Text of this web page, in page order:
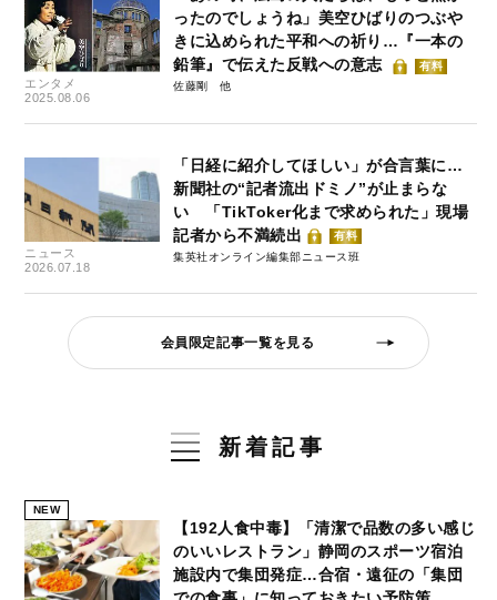
エンタメ
2025.08.06
ったのでしょうね」美空ひばりのつぶや
きに込められた平和への祈り…『一本の
鉛筆』で伝えた反戦への意志
有料
佐藤剛
ニュース
2026.07.18
「日経に紹介してほしい」が合言葉に…
新聞社の“記者流出ドミノ”が止まらな
い 「TikToker化まで求められた」現場
記者から不満続出
有料
集英社オンライン編集部ニュース班
会員限定記事一覧を見る
新着記事
NEW
【192人食中毒】「清潔で品数の多い感じ
のいいレストラン」静岡のスポーツ宿泊
施設内で集団発症…合宿・遠征の「集団